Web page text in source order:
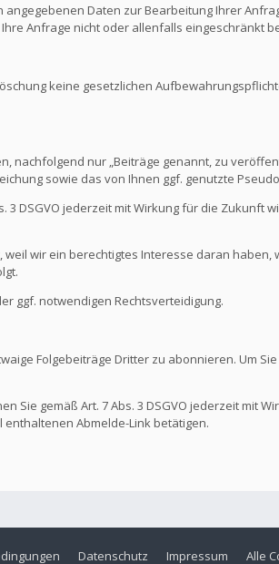
Daten zur Bearbeitung Ihrer
Anfrage nicht oder allenfalls eingeschränkt
keine gesetzlichen
nur „Beiträge genannt, zu
sowie das von Ihnen ggf. genutzte
3 DSGVO jederzeit mit Wirkung für die Zukunft
wir ein berechtigtes Interesse daran
ggf. notwendigen Rechtsverteidigung.
Folgebeiträge Dritter zu abonnieren. Um
Sie gemäß Art. 7 Abs. 3 DSGVO jederzeit mit
Abmelde-Link betätigen.
Alle
Impressum
Datenschutz